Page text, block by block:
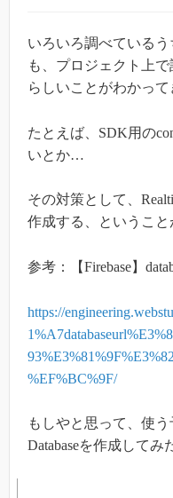
いろいろ調べているう
も、プロジェクト上
らしいことがわかって
たとえば、SDK用の
いとか…
その対策として、
作成する、ということ
参考：【Firebase】
https://
%EF%BC%9F/
もしやと思って、使
Databaseを作成してみ